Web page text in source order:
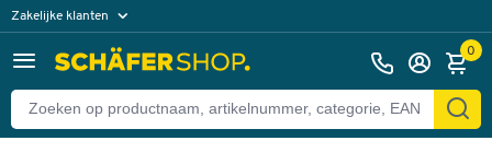
Zakelijke klanten
Particuliere klanten 0
Terug